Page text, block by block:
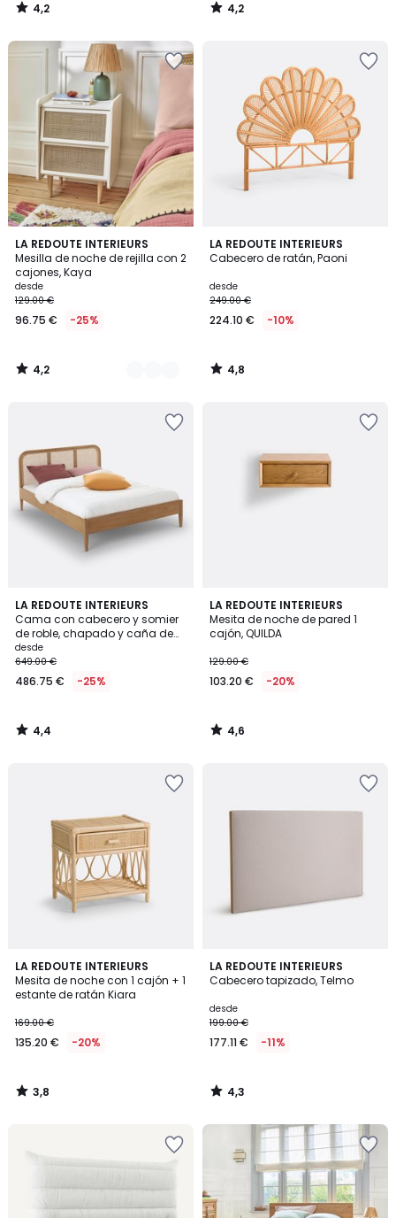
4,2
/
4,2
/
LA REDOUTE INTERIEURS
Mesilla de noche de rejilla con 2
cajones, Kaya
desde
129.00 €
96.75 € -25%
4,2
/ 5
3
Colores
4,2
/
LA REDOUTE INTERIEURS
Cabecero de ratán, Paoni
desde
249.00 €
224.10 € -10%
4,8
/ 5
4,8
/
LA REDOUTE INTERIEURS
Cama con cabecero y somier
de roble, chapado y caña de
Ratán, MADARA
desde
649.00 €
486.75 € -25%
4,4
/ 5
4,4
/
LA REDOUTE INTERIEURS
Mesita de noche de pared 1
cajón, QUILDA
129.00 €
103.20 € -20%
4,6
/ 5
4,6
/
LA REDOUTE INTERIEURS
Mesita de noche con 1 cajón + 1
estante de ratán Kiara
169.00 €
135.20 € -20%
3,8
/ 5
3,8
/
LA REDOUTE INTERIEURS
Cabecero tapizado, Telmo
desde
199.00 €
177.11 € -11%
4,3
/ 5
4,3
/